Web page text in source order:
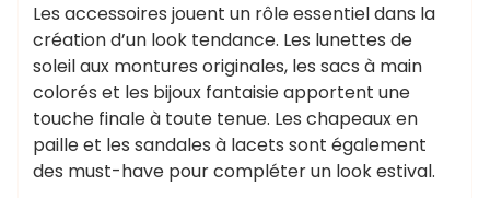
Les accessoires jouent un rôle essentiel dans la
création d’un look tendance. Les lunettes de
soleil aux montures originales, les sacs à main
colorés et les bijoux fantaisie apportent une
touche finale à toute tenue. Les chapeaux en
paille et les sandales à lacets sont également
des must-have pour compléter un look estival.